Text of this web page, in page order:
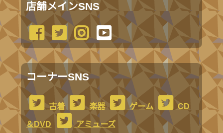
店舗メインSNS
コーナーSNS
古着 楽器 ゲーム
CD
＆DVD
アミューズ